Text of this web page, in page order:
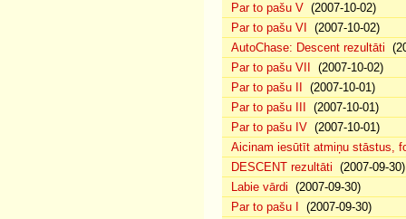
Par to pašu V (2007-10-02)
Par to pašu VI
(2007-10-02)
AutoChase: Descent rezultāti
Par to pašu VII
(2007-10-02)
Par to pašu II
(2007-10-01)
Par to pašu III
(2007-10-01)
Par to pašu IV (2007-10-01)
Aicinam iesūtīt atmiņu stāstus,
DESCENT rezultāti (2007-09-30)
Labie vārdi (2007-09-30)
Par to pašu I
(2007-09-30)